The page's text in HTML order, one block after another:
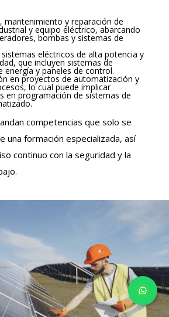
mantenimiento y reparación de
y equipo eléctrico, abarcando
bombas y sistemas de
eléctricos de alta potencia y
que incluyen sistemas de
energía y paneles de control.
en proyectos de automatización y
lo cual puede implicar
en programación de sistemas de
competencias que solo se
una formación especializada, así
continuo con la seguridad y la